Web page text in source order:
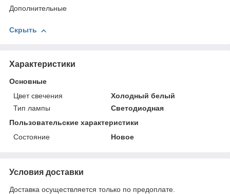
Дополнительные
Скрыть
Характеристики
Основные
Цвет свечения
Холодный белый
Тип лампы
Светодиодная
Пользовательские характеристики
Состояние
Новое
Условия доставки
Доставка осуществляется только по предоплате.